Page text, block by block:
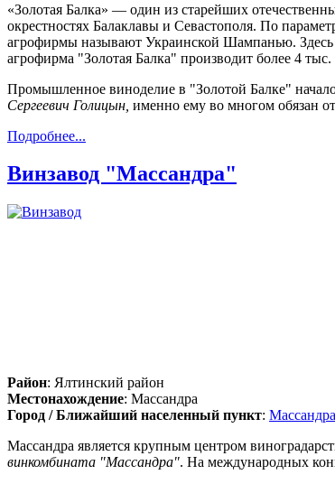
«Золотая Балка» — один из старейших
окрестностях Балаклавы и Севастополя. По
агрофирмы называют Украинской Шампанью. Здесь
агрофирма "Золотая Балка" производит более 4
Промышленное виноделие в "Золотой Балке"
Сергеевич Голицын, именно ему во многом обязан
Подробнее...
Винзавод "Массандра"
Район: Ялтинский район
Местонахождение: Массандра
Город / Ближайший населенный пункт: Массандра
Массандра является крупным центром
винкомбината "Массандра". На международных